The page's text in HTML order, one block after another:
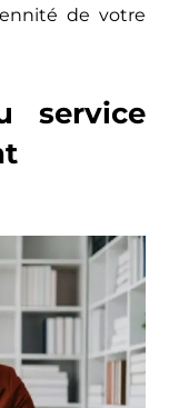
de votre
service